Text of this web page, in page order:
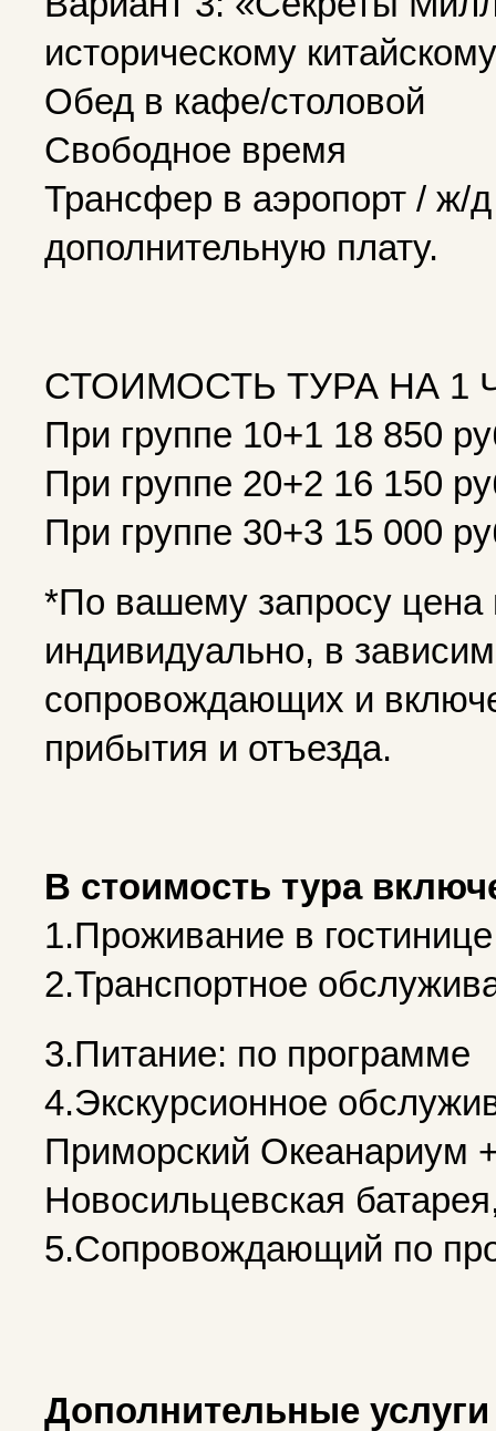
историческому
Обед в кафе/столовой
Свободное время
Трансфер в аэропорт / ж/
дополнительную плату.
СТОИМОСТЬ ТУРА НА 1
При группе 10+1 18 850
При группе 20+2 16 150
При группе 30+3 15 000
*По вашему запросу цена
индивидуально, в
сопровождающих и
прибытия и отъезда.
В стоимость тура
1.Проживание в
2.Транспортное
3.Питание: по программе
4.Экскурсионное
Приморский Океанариум
Новосильцевская
5.Сопровождающий по
Дополнительные